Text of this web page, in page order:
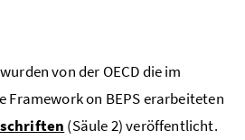
von der OECDdie im
Framework on BEPSerarbeiteten
(Säule 2) veröffentlicht.